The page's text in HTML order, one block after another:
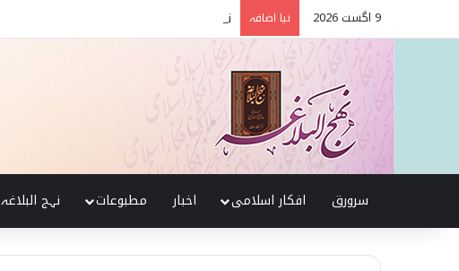
9 اگست 2026 نیا اضافہ نہج البلاغہ میں حقیقی شیعہ کی پہچان
سرورق افکار اسلامی اخبار مطبوعات نہج البلاغہ